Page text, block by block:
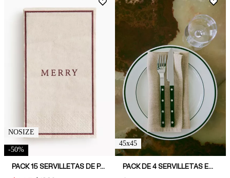
NOSIZE
-50%
PACK 15 SERVILLETAS DE PAPEL RECTANGULARES
45x45
PACK DE 4 SERVILLETAS EN MEZCLA DE LINO